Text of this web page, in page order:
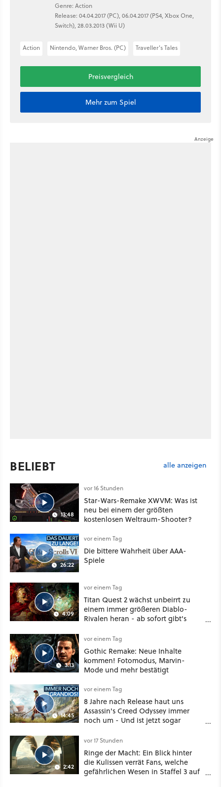
Genre: Action
Release: 04.04.2017 (PC), 06.04.2017 (PS4, Xbox One,
Switch), 28.03.2013 (Wii U)
Action Nintendo, Warner Bros. (PC) Traveller's Tales
Preisvergleich
Mehr zum Spiel
BELIEBT alle anzeigen
13:48
vor 16 Stunden
Star-Wars-Remake XWVM: Was ist
neu bei einem der größten
kostenlosen Weltraum-Shooter?
26:22
vor einem Tag
Die bittere Wahrheit über AAA-
Spiele
4:09
vor einem Tag
Titan Quest 2 wächst unbeirrt zu
einem immer größeren Diablo-
Rivalen heran - ab sofort gibt's
Klasse
3:13
vor einem Tag
Gothic Remake: Neue Inhalte
kommen! Fotomodus, Marvin-
Mode und mehr bestätigt
14:45
vor einem Tag
8 Jahre nach Release haut uns
Assassin's Creed Odyssey immer
noch um - Und ist jetzt sogar
2:42
vor 17 Stunden
Ringe der Macht: Ein Blick hinter
die Kulissen verrät Fans, welche
gefährlichen Wesen in Staffel 3 auf